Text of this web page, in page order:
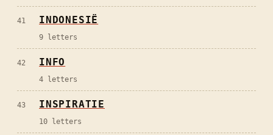
41 INDONESIË
9 letters
42 INFO
4 letters
43 INSPIRATIE
10 letters